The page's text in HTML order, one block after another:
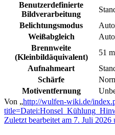
Benutzerdefinierte
Bildverarbeitung
Belichtungsmodus
Weißabgleich
Brennweite
(Kleinbildäquivalent)
51
Aufnahmeart
Schärfe
Motiventfernung
Von „http://wulfen-wiki.de/
Zuletzt bearbeitet am 7. Juli 2026